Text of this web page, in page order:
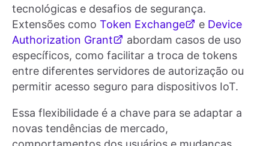
tecnológicas e desafios de segurança.
Extensões como Token Exchange e Device
Authorization Grant
abordam casos de uso
específicos, como facilitar a troca de tokens
entre diferentes servidores de autorização ou
permitir acesso seguro para dispositivos IoT.
Essa flexibilidade é a chave para se adaptar a
novas tendências de mercado,